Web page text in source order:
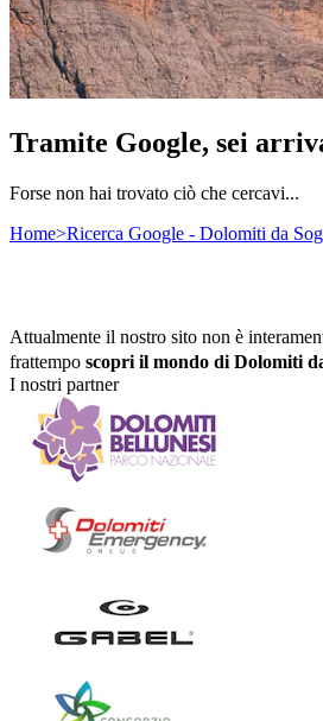
Tramite Google, sei
Forse non hai trovato ciò che cercavi...
Home>Ricerca Google - Dolomiti da
Attualmente il nostro sito non è
frattempo scopri il mondo di Dolomiti
I nostri partner